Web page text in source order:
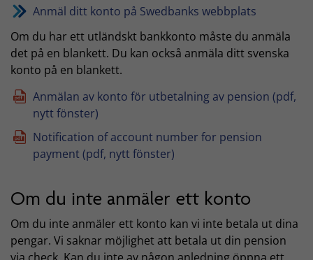
Anmäl ditt konto på Swedbanks webbplats
Om du har ett utländskt bankkonto måste du anmäla
det på en blankett. Du kan också anmäla ditt svenska
konto på en blankett.
Anmälan av konto för utbetalning av pension (pdf,
nytt fönster)
Notification of account number for pension
payment (pdf, nytt fönster)
Om du inte anmäler ett konto
Om du inte anmäler ett konto kan vi inte betala ut dina
pengar. Vi saknar möjlighet att betala ut din pension